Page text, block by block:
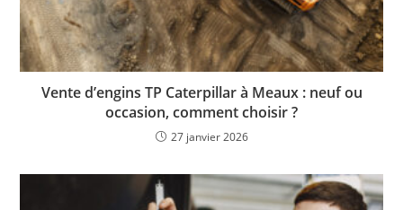
Vente d’engins TP Caterpillar à Meaux : neuf ou
occasion, comment choisir ?
27 janvier 2026